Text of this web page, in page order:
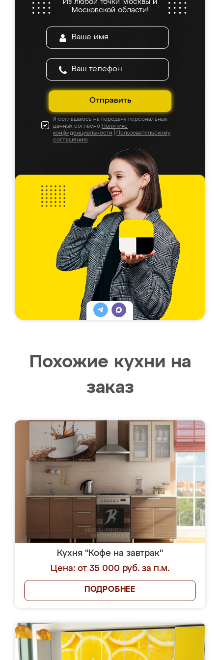
Из любой точки Москвы и
Московской области!
Отправить
Я соглашаюсь на передачу персональных
данных согласно Политике
конфиденциальности
Пользовательскому
соглашению
Похожие кухни на
заказ
Кухня "Кофе на завтрак"
Цена: от 35 000 руб. за п.м.
ПОДРОБНЕЕ